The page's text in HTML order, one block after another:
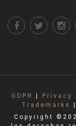
GDPR Privacy
Trademarks
Copyright